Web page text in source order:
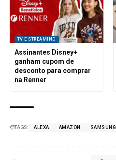
TV E STREAMING
Assinantes Disney+
ganham cupom de
desconto para comprar
na Renner
TAGS: ALEXA AMAZON SAMSUNG